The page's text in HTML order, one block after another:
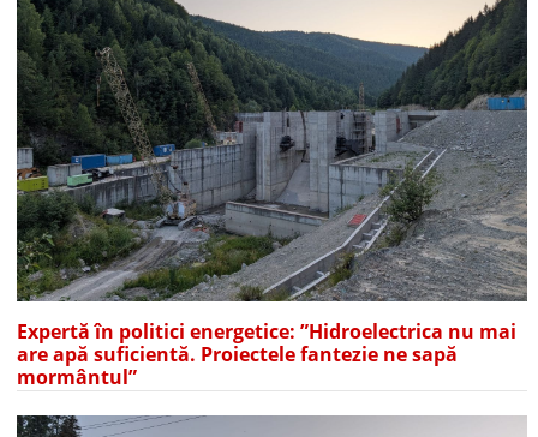
Expertă în politici energetice: ”Hidroelectrica nu mai
are apă suficientă. Proiectele fantezie ne sapă
mormântul”